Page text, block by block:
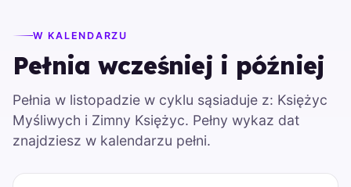
W KALENDARZU
Pełnia wcześniej i później
Pełnia w listopadzie w cyklu sąsiaduje z: Księżyc
Myśliwych i Zimny Księżyc. Pełny wykaz dat
znajdziesz w kalendarzu pełni.